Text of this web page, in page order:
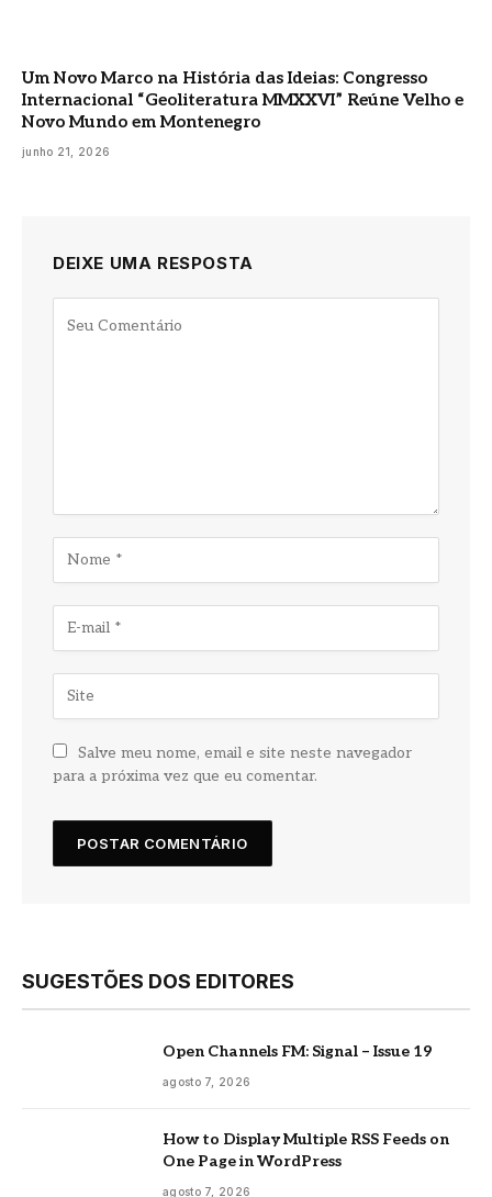
Um Novo Marco na História das Ideias: Congresso
Internacional “Geoliteratura MMXXVI” Reúne Velho e
Novo Mundo em Montenegro
junho 21, 2026
DEIXE UMA RESPOSTA
Salve meu nome, email e site neste navegador
para a próxima vez que eu comentar.
SUGESTÕES DOS EDITORES
Open Channels FM: Signal – Issue 19
agosto 7, 2026
How to Display Multiple RSS Feeds on
One Page in WordPress
agosto 7, 2026